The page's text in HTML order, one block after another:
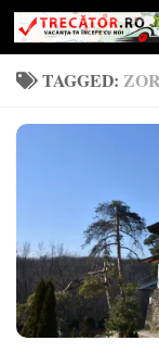
Skip to content
TAGGED: